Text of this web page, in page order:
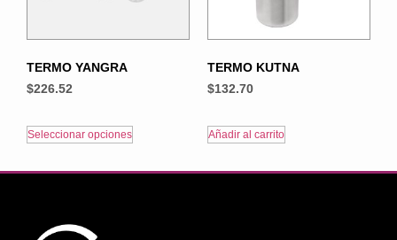
TERMO YANGRA
$226.52
Seleccionar opciones
TERMO KUTNA
$132.70
Añadir al carrito